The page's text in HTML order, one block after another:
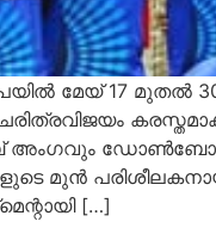
മേയ് 17 മുതൽ
ഡോൺബോസ്‌കോ
പരിശീലകനായി
[…]